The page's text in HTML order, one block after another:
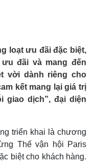
loạt ưu đãi đặc biệt,
đãi và mang đến
vời dành riêng cho
kết mang lại giá trị
giao dịch”, đại diện
triển khai là chương
Thế vận hội Paris
biệt cho khách hàng.